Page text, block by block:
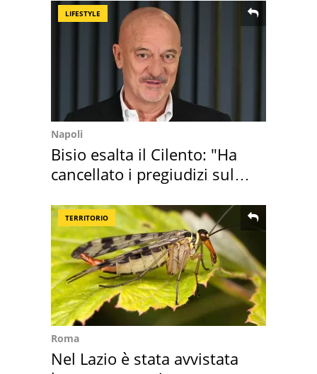
LIFESTYLE
Napoli
Bisio esalta il Cilento: "Ha
cancellato i pregiudizi sul
TERRITORIO
Roma
Nel Lazio è stata avvistata